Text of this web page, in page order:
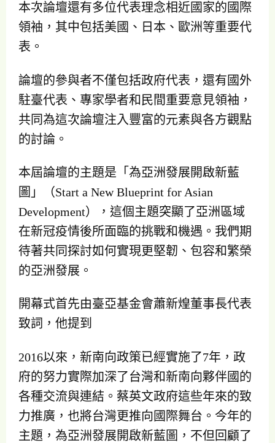
本次論壇還有多位代表理念相近國家的國際
領袖，其中包括美國、日本、歐洲等重要代
表。
論壇的參與者不僅包括政府代表，還有國外
駐臺代表、專家學者和民間重要意見領袖，
共同為這次論壇注入豐富的元素與各方觀點
的討論。
本屆論壇的主題是「為亞洲發展開啟新藍
圖」（Start a New Blueprint for Asian
Development），這個主題突顯了亞洲區域
在新冠疫情後所面臨的挑戰和機遇。我們期
待著共同探討如何實現更堅韌、包容和繁榮
的亞洲發展。
開幕式首先由臺亞基金會蕭新煌董事長代表
致詞，他提到
2016以來，新南向政策已經實施了7年，政
府的努力實際加深了台灣和新南向夥伴國的
各種交流與連結。蔡英文政府這些年來的致
力推廣，也將台灣更推向國際舞台。今年的
主題，為亞洲發展開啟新藍圖，不但回顧了